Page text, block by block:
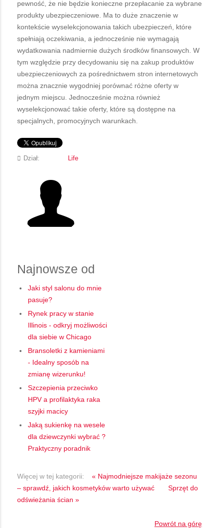
pewność, że nie będzie konieczne przepłacanie za wybrane
produkty ubezpieczeniowe. Ma to duże znaczenie w
kontekście wyselekcjonowania takich ubezpieczeń, które
spełniają oczekiwania, a jednocześnie nie wymagają
wydatkowania nadmiernie dużych środków finansowych. W
tym względzie przy decydowaniu się na zakup produktów
ubezpieczeniowych za pośrednictwem stron internetowych
można znacznie wygodniej porównać różne oferty w
jednym miejscu. Jednocześnie można również
wyselekcjonować takie oferty, które są dostępne na
specjalnych, promocyjnych warunkach.
Dział: Life
Najnowsze od
Jaki styl salonu do mnie
pasuje?
Rynek pracy w stanie
Illinois - odkryj możliwości
dla siebie w Chicago
Bransoletki z kamieniami
- Idealny sposób na
zmianę wizerunku!
Szczepienia przeciwko
HPV a profilaktyka raka
szyjki macicy
Jaką sukienkę na wesele
dla dziewczynki wybrać ?
Praktyczny poradnik
Więcej w tej kategorii:
« Najmodniejsze makijaże sezonu
– sprawdź, jakich kosmetyków warto używać
Sprzęt do
odświeżania ścian »
Powrót na górę